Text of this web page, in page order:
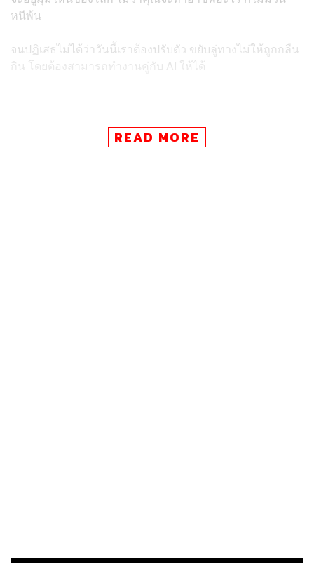
หนีพ้น
จนปฏิเสธไม่ได้ว่าวันนี้เราต้องปรับตัว ขยับลู่ทางไม่ให้ถูกกลืน
กิน โดยต้องสามารถทำงานคู่กับ AI ให้ได้
การมาถึงของ Generative AI อาจแตะเบรกเม็ดเงินโฆษ
READ MORE